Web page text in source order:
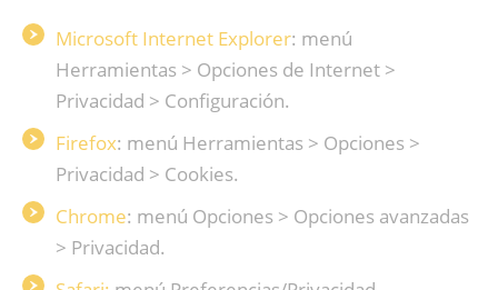
Microsoft Internet Explorer: menú
Herramientas > Opciones de Internet >
Privacidad > Configuración.
Firefox: menú Herramientas > Opciones >
Privacidad > Cookies.
Chrome: menú Opciones > Opciones avanzadas
> Privacidad.